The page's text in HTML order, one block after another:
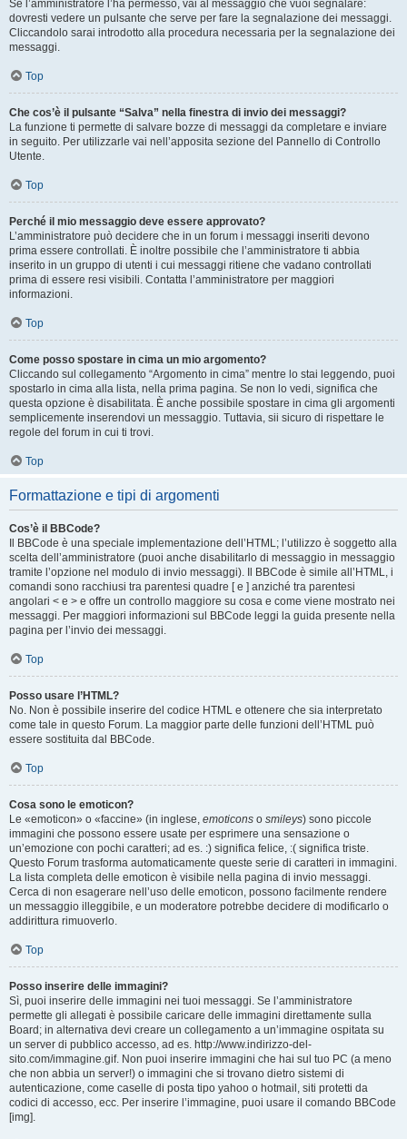
Se l’amministratore l’ha permesso, vai al messaggio che vuoi segnalare:
dovresti vedere un pulsante che serve per fare la segnalazione dei messaggi.
Cliccandolo sarai introdotto alla procedura necessaria per la segnalazione dei
messaggi.
Top
Che cos’è il pulsante “Salva” nella finestra di invio dei messaggi?
La funzione ti permette di salvare bozze di messaggi da completare e inviare
in seguito. Per utilizzarle vai nell’apposita sezione del Pannello di Controllo
Utente.
Top
Perché il mio messaggio deve essere approvato?
L’amministratore può decidere che in un forum i messaggi inseriti devono
prima essere controllati. È inoltre possibile che l’amministratore ti abbia
inserito in un gruppo di utenti i cui messaggi ritiene che vadano controllati
prima di essere resi visibili. Contatta l’amministratore per maggiori
informazioni.
Top
Come posso spostare in cima un mio argomento?
Cliccando sul collegamento “Argomento in cima” mentre lo stai leggendo, puoi
spostarlo in cima alla lista, nella prima pagina. Se non lo vedi, significa che
questa opzione è disabilitata. È anche possibile spostare in cima gli argomenti
semplicemente inserendovi un messaggio. Tuttavia, sii sicuro di rispettare le
regole del forum in cui ti trovi.
Top
Formattazione e tipi di argomenti
Cos’è il BBCode?
Il BBCode è una speciale implementazione dell’HTML; l’utilizzo è soggetto alla
scelta dell’amministratore (puoi anche disabilitarlo di messaggio in messaggio
tramite l’opzione nel modulo di invio messaggi). Il BBCode è simile all’HTML, i
comandi sono racchiusi tra parentesi quadre [ e ] anziché tra parentesi
angolari < e > e offre un controllo maggiore su cosa e come viene mostrato nei
messaggi. Per maggiori informazioni sul BBCode leggi la guida presente nella
pagina per l’invio dei messaggi.
Top
Posso usare l’HTML?
No. Non è possibile inserire del codice HTML e ottenere che sia interpretato
come tale in questo Forum. La maggior parte delle funzioni dell’HTML può
essere sostituita dal BBCode.
Top
Cosa sono le emoticon?
Le «emoticon» o «faccine» (in inglese, emoticons o smileys) sono piccole
immagini che possono essere usate per esprimere una sensazione o
un’emozione con pochi caratteri; ad es. :) significa felice, :( significa triste.
Questo Forum trasforma automaticamente queste serie di caratteri in immagini.
La lista completa delle emoticon è visibile nella pagina di invio messaggi.
Cerca di non esagerare nell’uso delle emoticon, possono facilmente rendere
un messaggio illeggibile, e un moderatore potrebbe decidere di modificarlo o
addirittura rimuoverlo.
Top
Posso inserire delle immagini?
Sì, puoi inserire delle immagini nei tuoi messaggi. Se l’amministratore
permette gli allegati è possibile caricare delle immagini direttamente sulla
Board; in alternativa devi creare un collegamento a un’immagine ospitata su
un server di pubblico accesso, ad es. http://www.indirizzo-del-
sito.com/immagine.gif. Non puoi inserire immagini che hai sul tuo PC (a meno
che non abbia un server!) o immagini che si trovano dietro sistemi di
autenticazione, come caselle di posta tipo yahoo o hotmail, siti protetti da
codici di accesso, ecc. Per inserire l’immagine, puoi usare il comando BBCode
[img].